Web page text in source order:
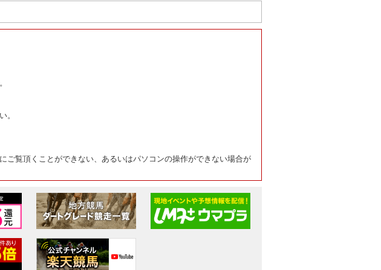
。
ご覧頂くことができない、あるいはパソコンの操作ができない場合が